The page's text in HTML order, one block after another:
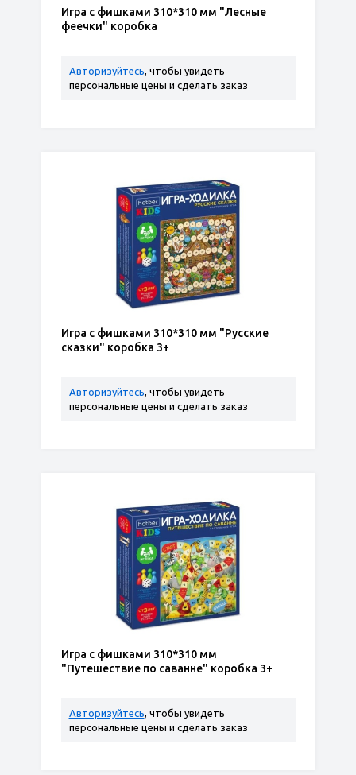
Игра с фишками 310*310 мм "Лесные
феечки" коробка
Авторизуйтесь, чтобы увидеть
персональные цены и сделать заказ
Игра с фишками 310*310 мм "Русские
сказки" коробка 3+
Авторизуйтесь, чтобы увидеть
персональные цены и сделать заказ
Игра с фишками 310*310 мм
"Путешествие по саванне" коробка 3+
Авторизуйтесь, чтобы увидеть
персональные цены и сделать заказ